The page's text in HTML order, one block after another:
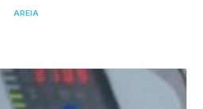
AREIA